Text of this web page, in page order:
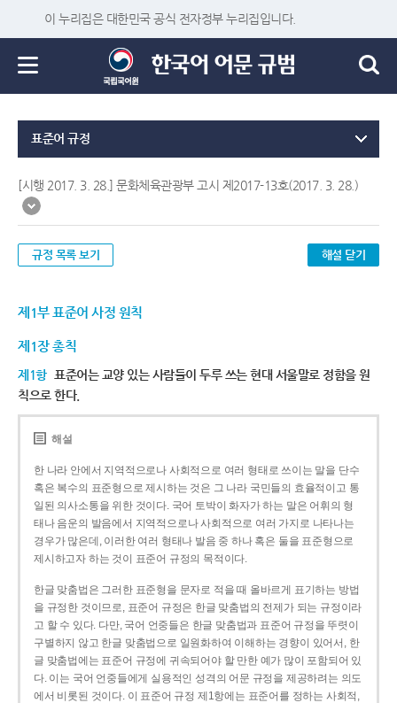
이 누리집은 대한민국 공식 전자정부 누리집입니다.
표준어 규정
[시행 2017. 3. 28.] 문화체육관광부 고시 제2017-13호(2017. 3. 28.)
규정 목록 보기 해설 닫기
제1부 표준어 사정 원칙
제1장 총칙
제1항 표준어는 교양 있는 사람들이 두루 쓰는 현대 서울말로 정함을 원
칙으로 한다.
해설
한 나라 안에서 지역적으로나 사회적으로 여러 형태로 쓰이는 말을 단수
혹은 복수의 표준형으로 제시하는 것은 그 나라 국민들의 효율적이고 통
일된 의사소통을 위한 것이다. 국어 토박이 화자가 하는 말은 어휘의 형
태나 음운의 발음에서 지역적으로나 사회적으로 여러 가지로 나타나는
경우가 많은데, 이러한 여러 형태나 발음 중 하나 혹은 둘을 표준형으로
제시하고자 하는 것이 표준어 규정의 목적이다.
한글 맞춤법은 그러한 표준형을 문자로 적을 때 올바르게 표기하는 방법
을 규정한 것이므로, 표준어 규정은 한글 맞춤법의 전제가 되는 규정이라
고 할 수 있다. 다만, 국어 언중들은 한글 맞춤법과 표준어 규정을 뚜렷이
구별하지 않고 한글 맞춤법으로 일원화하여 이해하는 경향이 있어서, 한
글 맞춤법에는 표준어 규정에 귀속되어야 할 만한 예가 많이 포함되어 있
다. 이는 국어 언중들에게 실용적인 성격의 어문 규정을 제공하려는 의도
에서 비롯된 것이다. 이 표준어 규정 제1항에는 표준어를 정하는 사회적,